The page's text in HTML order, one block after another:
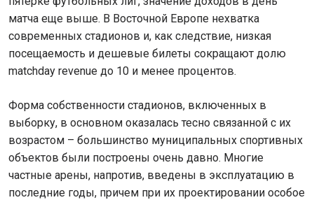
матча еще выше. В Восточной Европе нехватка
современных стадионов и, как следствие, низкая
посещаемость и дешевые билеты сокращают долю
matchday revenue до 10 и менее процентов.
Форма собственности стадионов, включенных в
выборку, в основном оказалась тесно связанной с их
возрастом – большинство муниципальных спортивных
объектов были построены очень давно. Многие
частные арены, напротив, введены в эксплуатацию в
последние годы, причем при их проектировании особое